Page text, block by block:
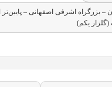
– بزرگراه اشرفی اصفهانی – پایین‌تر
یکم)